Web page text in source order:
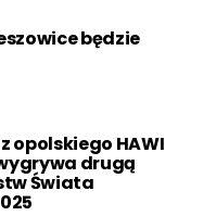
będzie
z opolskiego HAWI
drugą
Świata